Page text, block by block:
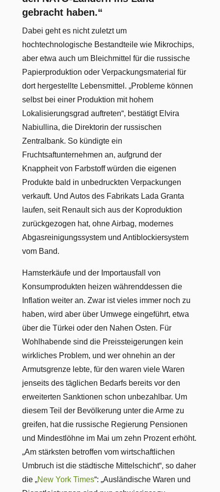
gebracht haben.“
Dabei geht es nicht zuletzt um
hochtechnologische Bestandteile wie Mikrochips,
aber etwa auch um Bleichmittel für die russische
Papierproduktion oder Verpackungsmaterial für
dort hergestellte Lebensmittel. „Probleme können
selbst bei einer Produktion mit hohem
Lokalisierungsgrad auftreten“, bestätigt Elvira
Nabiullina, die Direktorin der russischen
Zentralbank. So kündigte ein
Fruchtsaftunternehmen an, aufgrund der
Knappheit von Farbstoff würden die eigenen
Produkte bald in unbedruckten Verpackungen
verkauft. Und Autos des Fabrikats Lada Granta
laufen, seit Renault sich aus der Koproduktion
zurückgezogen hat, ohne Airbag, modernes
Abgasreinigungssystem und Antiblockiersystem
vom Band.
Hamsterkäufe und der Importausfall von
Konsumprodukten heizen währenddessen die
Inflation weiter an. Zwar ist vieles immer noch zu
haben, wird aber über Umwege eingeführt, etwa
über die Türkei oder den Nahen Osten. Für
Wohlhabende sind die Preissteigerungen kein
wirkliches Problem, und wer ohnehin an der
Armutsgrenze lebte, für den waren viele Waren
jenseits des täglichen Bedarfs bereits vor den
erweiterten Sanktionen schon unbezahlbar. Um
diesem Teil der Bevölkerung unter die Arme zu
greifen, hat die russische Regierung Pensionen
und Mindestlöhne im Mai um zehn Prozent erhöht.
„Am stärksten betroffen vom wirtschaftlichen
Umbruch ist die städtische Mittelschicht“, so daher
die „New York Times“: „Ausländische Waren und